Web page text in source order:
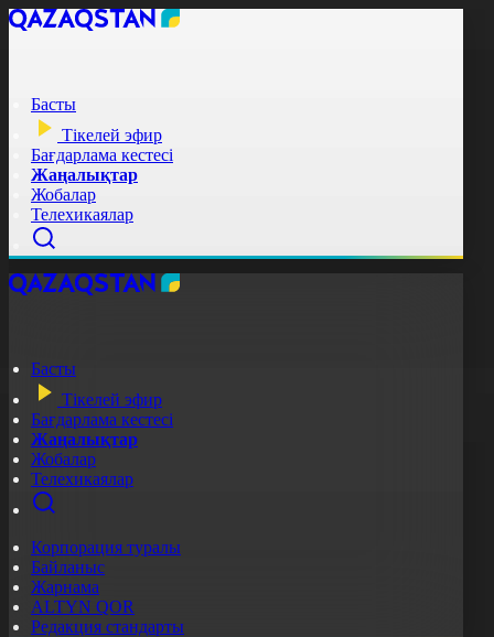
Басты
Тікелей эфир
Бағдарлама кестесі
Жаңалықтар
Жобалар
Телехикаялар
Басты
Тікелей эфир
Бағдарлама кестесі
Жаңалықтар
Жобалар
Телехикаялар
Корпорация туралы
Байланыс
Жарнама
ALTYN QOR
Редакция стандарты